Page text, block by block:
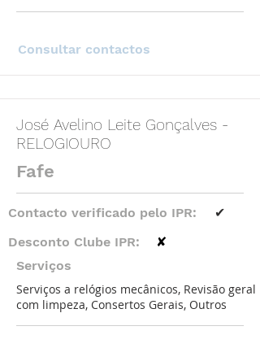
Consultar contactos
José Avelino Leite Gonçalves -
RELOGIOURO
Fafe
Contacto verificado pelo IPR:
✔
Desconto Clube IPR:
✘
Serviços
Serviços a relógios mecânicos, Revisão geral
com limpeza, Consertos Gerais, Outros